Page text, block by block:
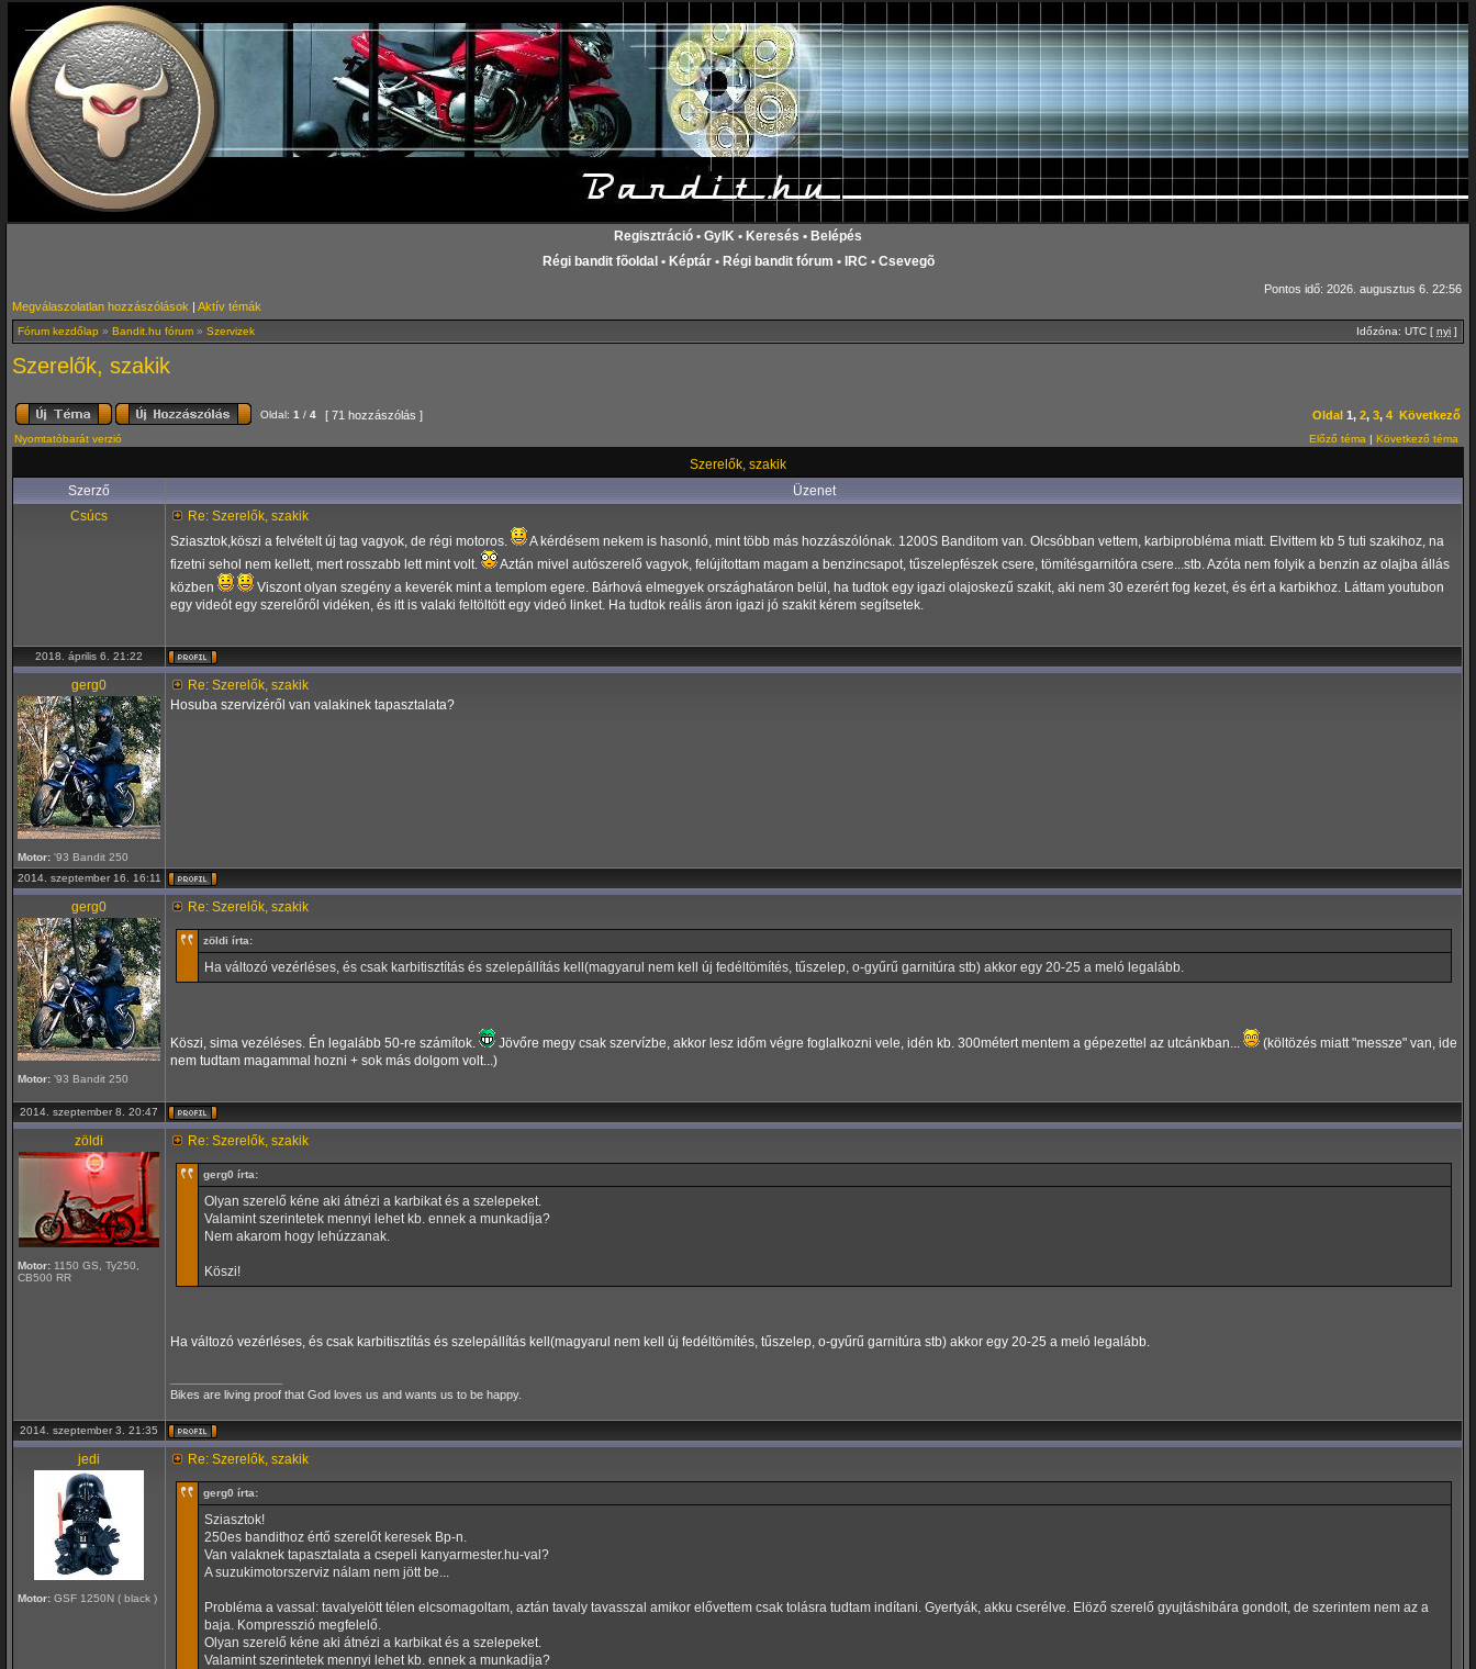
Regisztráció • GyIK • Keresés • Belépés
Régi bandit fõoldal • Képtár• Régi bandit fórum • IRC • Csevegõ
Pontos idő: 2026. augusztus 6. 22:56
Megválaszolatlan hozzászólások | Aktív témák
Fórum kezdőlap » Bandit.hu fórum » Szervizek Időzóna: UTC [ nyi ]
Szerelők, szakik
Oldal: 1 / 4 [ 71 hozzászólás ] Oldal 1, 2, 3, 4 Következő
Nyomtatóbarát verzió Előző téma | Következő téma
Szerelők, szakik
Szerző
Üzenet
Csúcs
Re: Szerelők, szakik
Sziasztok,köszi a felvételt új tag vagyok, de régi motoros.
A kérdésem nekem is hasonló, mint több más hozzászólónak. 1200S Banditom van. Olcsóbban vettem, karbiprobléma miatt. Elvittem kb 5 tuti szakihoz, na
fizetni sehol nem kellett, mert rosszabb lett mint volt.
Aztán mivel autószerelő vagyok, felújítottam magam a benzincsapot, tűszelepfészek csere, tömítésgarnitóra csere...stb. Azóta nem folyik a benzin az olajba állás
közben
Viszont olyan szegény a keverék mint a templom egere. Bárhová elmegyek országhatáron belül, ha tudtok egy igazi olajoskezű szakit, aki nem 30 ezerért fog kezet, és ért a karbikhoz. Láttam youtubon
egy videót egy szerelőről vidéken, és itt is valaki feltöltött egy videó linket. Ha tudtok reális áron igazi jó szakit kérem segítsetek.
2018. április 6. 21:22
gerg0
Motor: '93 Bandit 250
Re: Szerelők, szakik
Hosuba szervizéről van valakinek tapasztalata?
2014. szeptember 16. 16:11
gerg0
Motor: '93 Bandit 250
Re: Szerelők, szakik
zöldi írta:
Ha változó vezérléses, és csak karbitisztítás és szelepállítás kell(magyarul nem kell új fedéltömítés, tűszelep, o-gyűrű garnitúra stb) akkor egy 20-25 a meló legalább.
Köszi, sima vezéléses. Én legalább 50-re számítok. Jövőre megy csak szervízbe, akkor lesz időm végre foglalkozni vele, idén kb. 300métert mentem a gépezettel az utcánkban...
(költözés miatt "messze" van, ide
nem tudtam magammal hozni + sok más dolgom volt...)
2014. szeptember 8. 20:47
zöldi
Motor: 1150 GS, Ty250,
CB500 RR
Re: Szerelők, szakik
gerg0 írta:
Olyan szerelő kéne aki átnézi a karbikat és a szelepeket.
Valamint szerintetek mennyi lehet kb. ennek a munkadíja?
Nem akarom hogy lehúzzanak.
Köszi!
Ha változó vezérléses, és csak karbitisztítás és szelepállítás kell(magyarul nem kell új fedéltömítés, tűszelep, o-gyűrű garnitúra stb) akkor egy 20-25 a meló legalább.
Bikes are living proof that God loves us and wants us to be happy.
2014. szeptember 3. 21:35
jedi
Motor: GSF 1250N ( black )
Re: Szerelők, szakik
gerg0 írta:
Sziasztok!
250es bandithoz értő szerelőt keresek Bp-n.
Van valaknek tapasztalata a csepeli kanyarmester.hu-val?
A suzukimotorszerviz nálam nem jött be...
Probléma a vassal: tavalyelött télen elcsomagoltam, aztán tavaly tavasszal amikor elővettem csak tolásra tudtam indítani. Gyertyák, akku cserélve. Elöző szerelő gyujtáshibára gondolt, de szerintem nem az a
baja. Kompresszió megfelelő.
Olyan szerelő kéne aki átnézi a karbikat és a szelepeket.
Valamint szerintetek mennyi lehet kb. ennek a munkadíja?